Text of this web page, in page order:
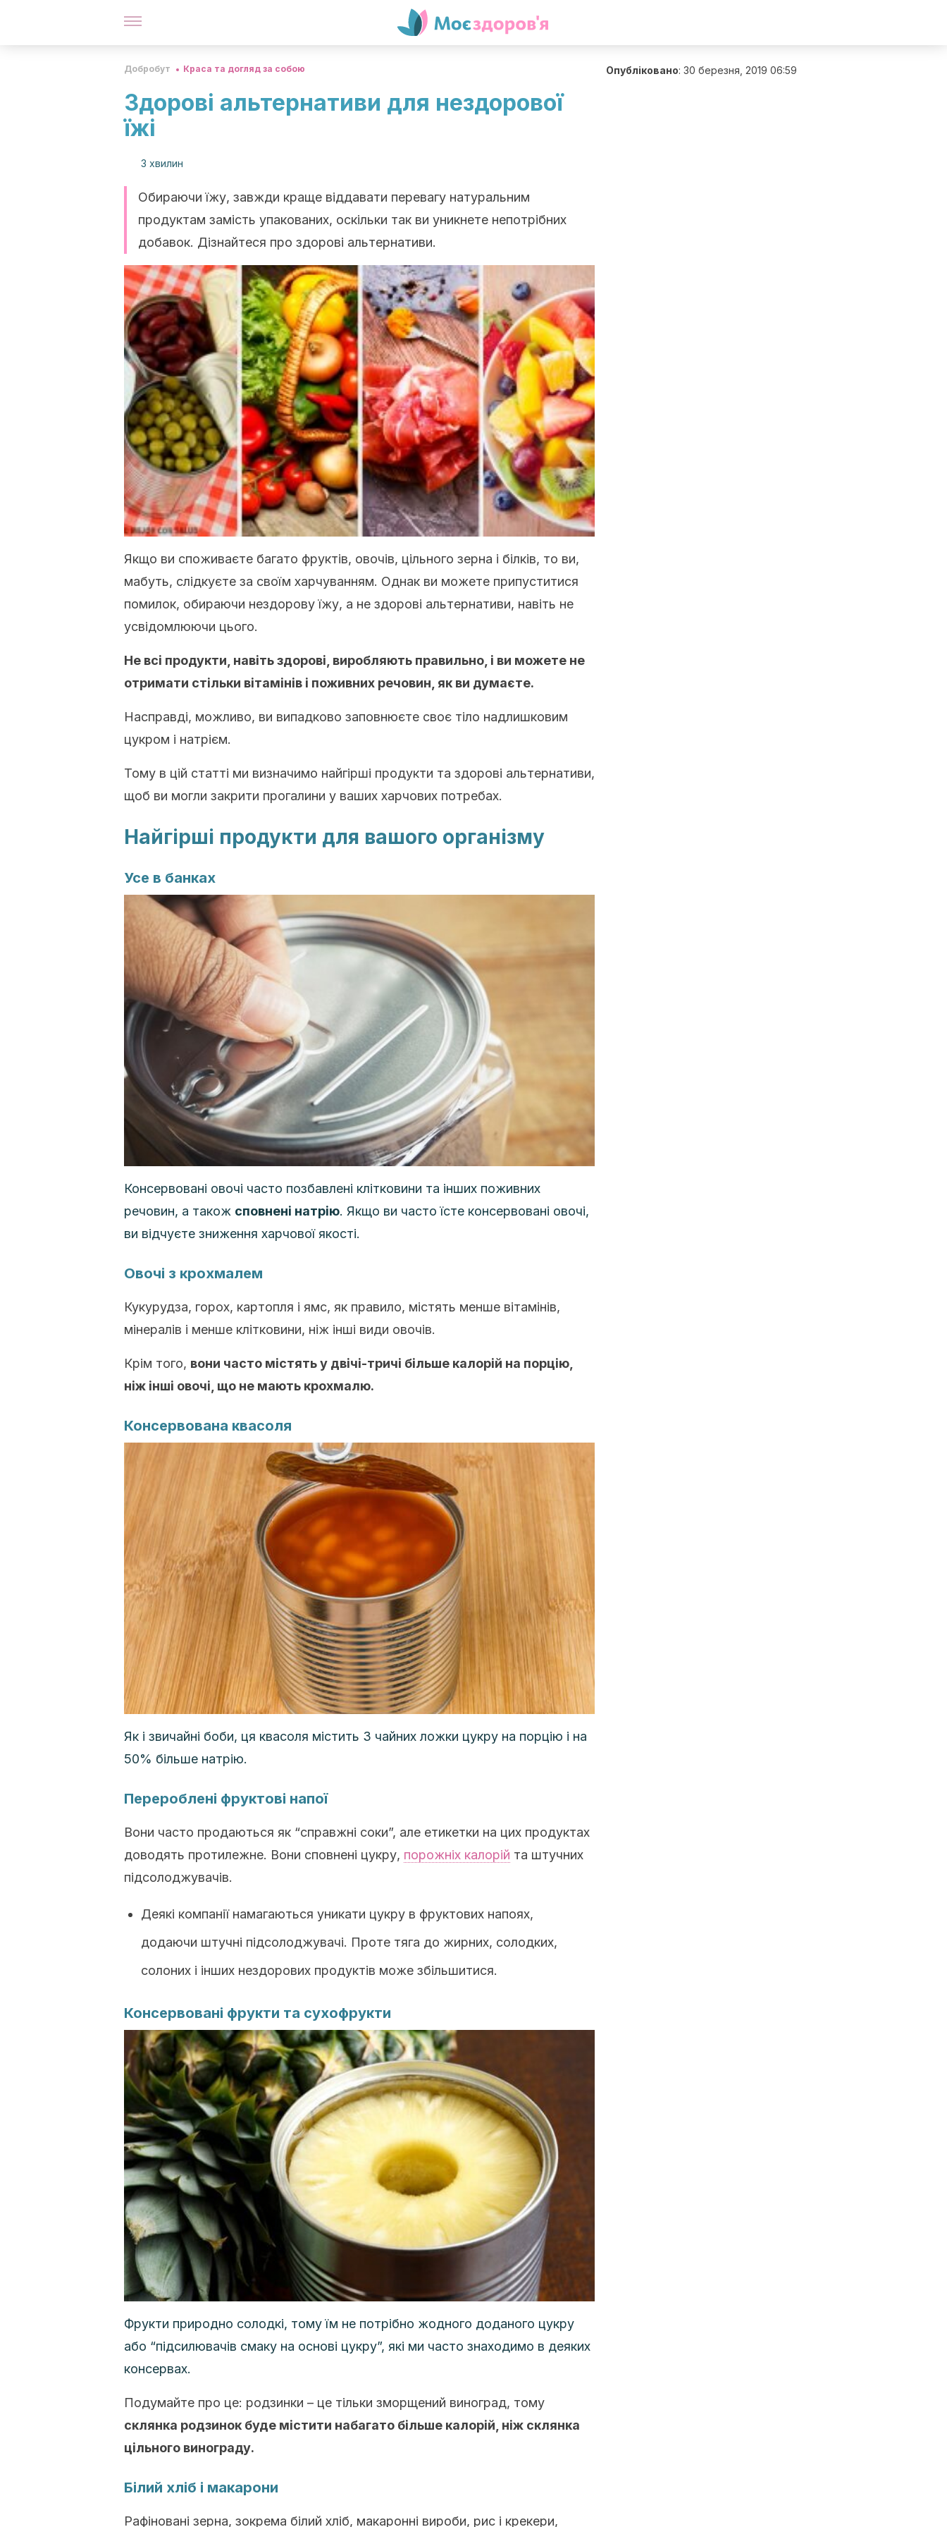
Добробут Краса та догляд за собою
Здорові альтернативи для нездорової
їжі
3 хвилин
Обираючи їжу, завжди краще віддавати перевагу натуральним
продуктам замість упакованих, оскільки так ви уникнете непотрібних
добавок. Дізнайтеся про здорові альтернативи.
Якщо ви споживаєте багато фруктів, овочів, цільного зерна і білків, то ви,
мабуть, слідкуєте за своїм харчуванням. Однак ви можете припуститися
помилок, обираючи нездорову їжу, а не здорові альтернативи, навіть не
усвідомлюючи цього.
Не всі продукти, навіть здорові, виробляють правильно, і ви можете не
отримати стільки вітамінів і поживних речовин, як ви думаєте.
Насправді, можливо, ви випадково заповнюєте своє тіло надлишковим
цукром і натрієм.
Тому в цій статті ми визначимо найгірші продукти та здорові альтернативи,
щоб ви могли закрити прогалини у ваших харчових потребах.
Найгірші продукти для вашого організму
Усе в банках
Консервовані овочі часто позбавлені клітковини та інших поживних
речовин, а також сповнені натрію. Якщо ви часто їсте консервовані овочі,
ви відчуєте зниження харчової якості.
Овочі з крохмалем
Кукурудза, горох, картопля і ямс, як правило, містять менше вітамінів,
мінералів і менше клітковини, ніж інші види овочів.
Крім того, вони часто містять у двічі-тричі більше калорій на порцію,
ніж інші овочі, що не мають крохмалю.
Консервована квасоля
Як і звичайні боби, ця квасоля містить 3 чайних ложки цукру на порцію і на
50% більше натрію.
Перероблені фруктові напої
Вони часто продаються як “справжні соки”, але етикетки на цих продуктах
доводять протилежне. Вони сповнені цукру, порожніх калорій та штучних
підсолоджувачів.
Деякі компанії намагаються уникати цукру в фруктових напоях,
додаючи штучні підсолоджувачі. Проте тяга до жирних, солодких,
солоних і інших нездорових продуктів може збільшитися.
Консервовані фрукти та сухофрукти
Фрукти природно солодкі, тому їм не потрібно жодного доданого цукру
або “підсилювачів смаку на основі цукру”, які ми часто знаходимо в деяких
консервах.
Подумайте про це: родзинки – це тільки зморщений виноград, тому
склянка родзинок буде містити набагато більше калорій, ніж склянка
цільного винограду.
Білий хліб і макарони
Рафіновані зерна, зокрема білий хліб, макаронні вироби, рис і крекери,
Опубліковано: 30 березня, 2019 06:59